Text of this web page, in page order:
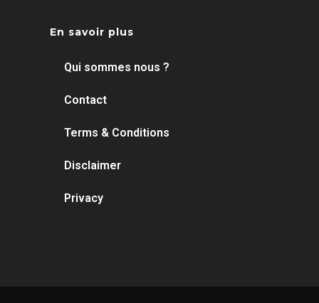
En savoir plus
Qui sommes nous ?
Contact
Terms & Conditions
Disclaimer
Privacy